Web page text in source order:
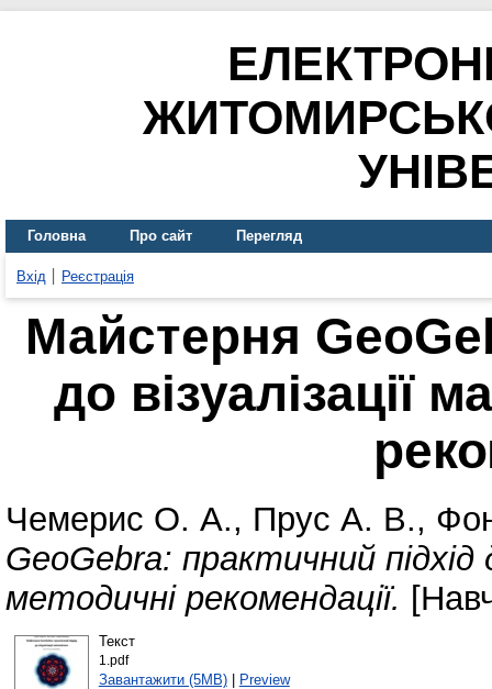
Головна Про сайт Перегляд
Вхід Реєстрація
Майстерня
до візуалізації
Чемерис О. А., Прус А. В.,
GeoGebra: практичний підхід
методичні рекомендації.
Текст
1.pdf
Завантажити (5MB)| Preview